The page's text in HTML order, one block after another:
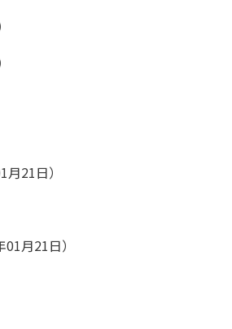
21日）
月21日）